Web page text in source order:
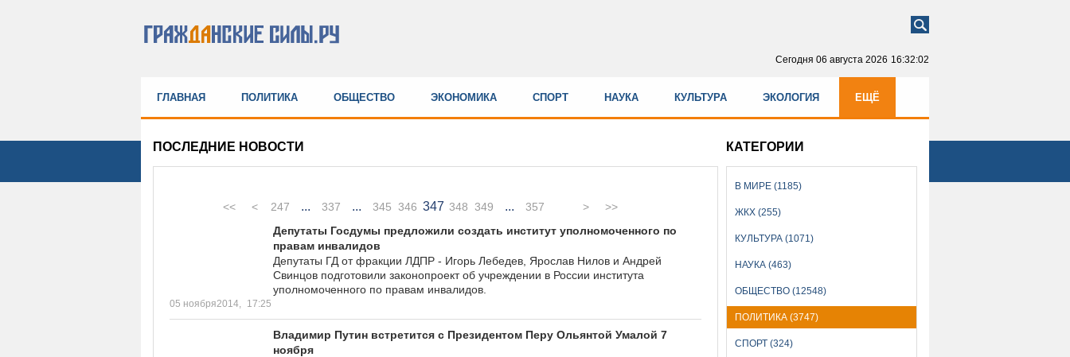
Сегодня 06 августа 2026 16:32:04
ГЛАВНАЯ ПОЛИТИКА ОБЩЕСТВО ЭКОНОМИКА СПОРТ НАУКА КУЛЬТУРА ЭКОЛОГИЯ ЕЩЁ
ПОСЛЕДНИЕ НОВОСТИ
<< < 247 ... 337 ... 345 346 347 348 349 ... 357 >
>>
Депутаты Госдумы предложили создать институт уполномоченного по
правам инвалидов
Депутаты ГД от фракции ЛДПР - Игорь Лебедев, Ярослав Нилов и Андрей
Свинцов подготовили законопроект об учреждении в России института
уполномоченного по правам инвалидов.
05 ноября2014, 17:25
Владимир Путин встретится с Президентом Перу Ольянтой Умалой 7
ноября
КАТЕГОРИИ
В МИРЕ (1185)
ЖКХ (255)
КУЛЬТУРА (1071)
НАУКА (463)
ОБЩЕСТВО (12548)
ПОЛИТИКА (3747)
СПОРТ (324)